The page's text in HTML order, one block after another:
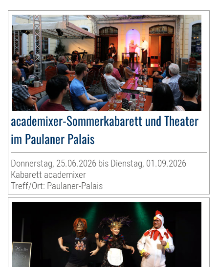
academixer-Sommerkabarett und Theater
im Paulaner Palais
Donnerstag, 25.06.2026 bis Dienstag, 01.09.2026
Kabarett academixer
Treff/Ort: Paulaner-Palais